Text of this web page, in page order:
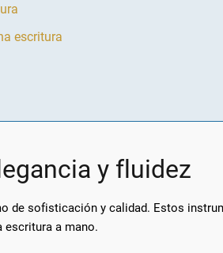
escritura
y fluidez
de sofisticación y calidad. Estos
escritura a mano.